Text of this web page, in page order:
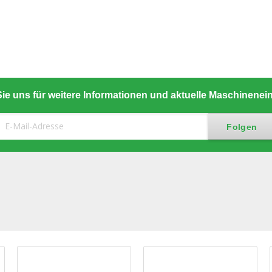
uns für weitere Informationen und aktuelle